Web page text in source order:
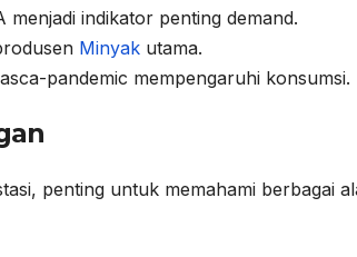
menjadi indikator penting demand.
Minyak utama.
pandemic mempengaruhi konsumsi.
penting untuk memahami berbagai